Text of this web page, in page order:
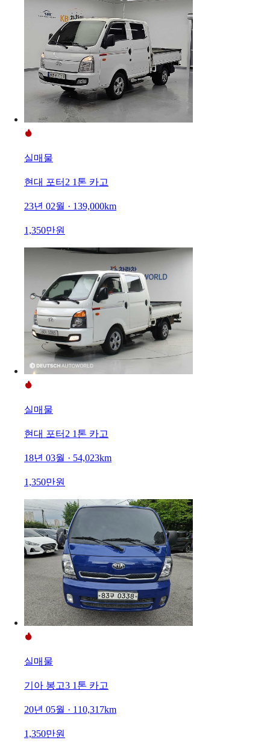
실매물
현대 포터2 1톤 카고
23년 02월 · 139,000km
1,350만원
실매물
현대 포터2 1톤 카고
18년 03월 · 54,023km
1,350만원
실매물
기아 봉고3 1톤 카고
20년 05월 · 110,317km
1,350만원